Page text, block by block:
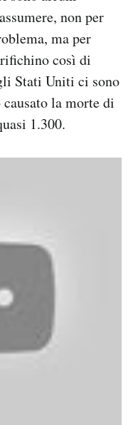
non per
ma per
così di
Stati Uniti ci sono
causato la morte di
1.300.